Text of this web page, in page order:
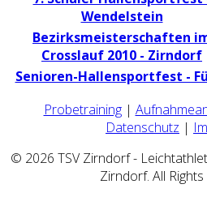
Wendelstein
Bezirksmeisterschaften
Crosslauf 2010 - Zirndorf
Senioren-Hallensportfest -
Probetraining|
Datenschutz |
© 2026 TSV Zirndorf -
Zirndorf. All